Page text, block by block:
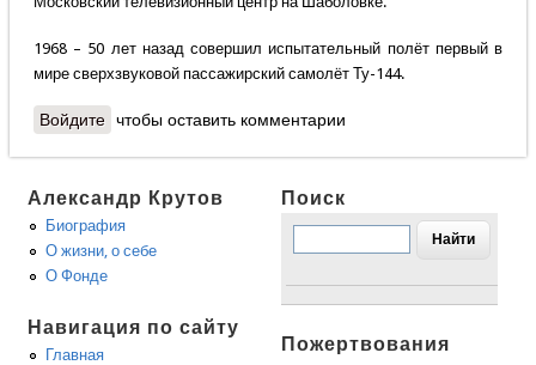
1968 – 50 лет назад совершил испытательный полёт первый в
мире сверхзвуковой пассажирский самолёт Ту-144.
Войдите чтобы оставить комментарии
Александр Крутов
Биография
О жизни, о себе
О Фонде
Навигация по сайту
Главная
Поиск
Пожертвования